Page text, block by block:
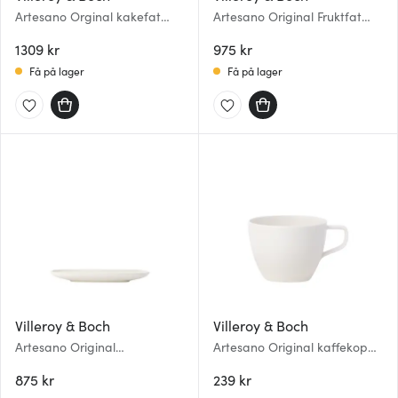
Artesano Orginal kakefat
1309 kr
Få på lager
Artesano Original Fruktfat
975 kr
Få på lager
Villeroy & Boch
Artesano Original
875 kr
Villeroy & Boch
Artesano Original kaffekopp
239 kr